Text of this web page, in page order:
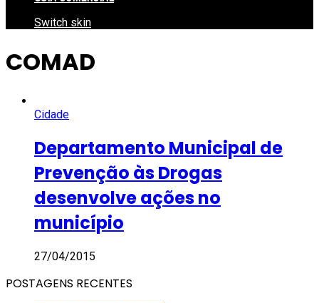
Switch skin
COMAD
Cidade
Departamento Municipal de
Prevenção às Drogas
desenvolve ações no
município
27/04/2015
POSTAGENS RECENTES